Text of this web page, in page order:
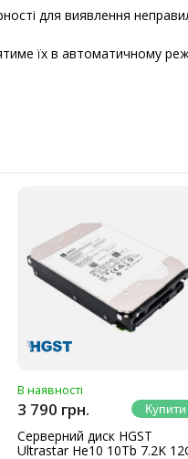
для виявлення
їх в автоматичному
В наявності
3 790 грн.
Серверний диск HGST
Ultrastar He10 10Tb 7.2K